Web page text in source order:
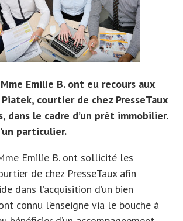
Emilie B. ont eu recours aux
Piatek, courtier de chez PresseTaux
dans le cadre d’un prêt immobilier.
particulier.
Emilie B. ont sollicité les
de chez PresseTaux afin
dans l’acquisition d’un bien
connu l’enseigne via le bouche à